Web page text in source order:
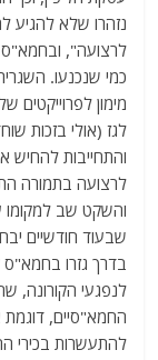
נזהרו שלא להגיע
לרצועה", ובחמא"ס
כמי שנכנעו.
מימון לפרוייקטים
לגז (אולי בזכות
והתחייבות להחיש
לרצועה בתמורה
והשקט שב
שבעוד חודשיים
לנפגעי הקורונה,
החמא"סיים,
להתעשרות בכירי